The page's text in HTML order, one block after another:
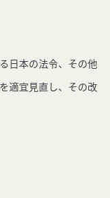
日本の法令、その他
適宜見直し、その改